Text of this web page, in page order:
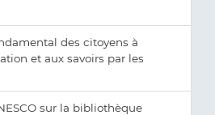
des citoyens à
et aux savoirs par les
sur la bibliothèque